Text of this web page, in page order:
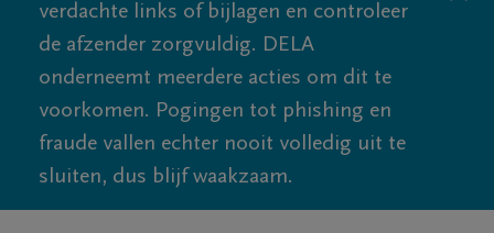
verdachte links of bijlagen en controleer
de afzender zorgvuldig. DELA
onderneemt meerdere acties om dit te
voorkomen. Pogingen tot phishing en
fraude vallen echter nooit volledig uit te
sluiten, dus blijf waakzaam.